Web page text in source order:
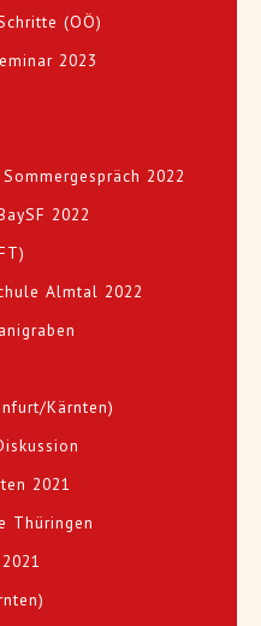
(OÖ)
2023
2022
2022
Almtal 2022
Kärnten)
2021
Thüringen